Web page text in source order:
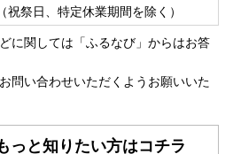
祭日、特定休業期間を除く）
に関しては「ふるなび」からはお答
問い合わせいただくようお願いいた
っと知りたい方はコチラ